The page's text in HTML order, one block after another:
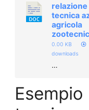
relazione
tecnica
agricola
0.00 KB
downloads
...